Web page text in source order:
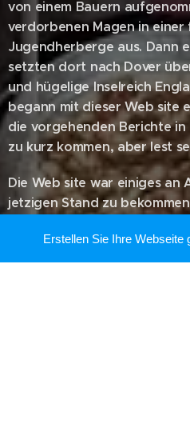
von einem Bauern
verdorbenen Magen in einer
Jugendherberge aus. Dann
setzten dort nach Dover
und hügelige Inselreich
begann mit dieser Web site
die vorgehenden Berichte
zu kurz kommen, aber lest
Die Web site war einiges an
jetzigen Stand zu
und Kreuzschmerzen
wochenlangen
hat sich gelohnt, lasst es
Erstellen Sie Ihre Webseite